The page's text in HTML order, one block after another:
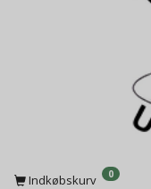
Indkøbskurv 0